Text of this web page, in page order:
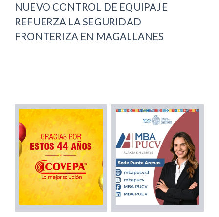
NUEVO CONTROL DE EQUIPAJE
REFUERZA LA SEGURIDAD
FRONTERIZA EN MAGALLANES